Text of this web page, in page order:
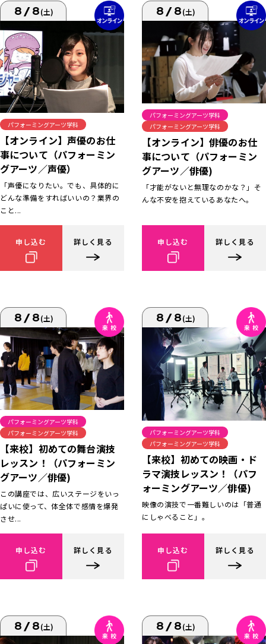
8/8(土)
パフォーミングアーツ学科
【オンライン】声優のお仕
事について（パフォーミン
グアーツ／声優）
「声優になりたい。でも、具体的に
どんな準備をすればいいの？業界の
こと...
申し込む 詳しく見る
8/8(土)
パフォーミングアーツ学科
パフォーミングアーツ学科
【オンライン】俳優のお仕
事について（パフォーミン
グアーツ／俳優)
「才能がないと無理なのかな？」そ
んな不安を抱えているあなたへ。
申し込む 詳しく見る
8/8(土)
パフォーミングアーツ学科
パフォーミングアーツ学科
【来校】初めての舞台演技
レッスン！（パフォーミン
グアーツ／俳優)
この講座では、広いステージをいっ
ぱいに使って、体全体で感情を爆発
させ...
申し込む 詳しく見る
8/8(土)
パフォーミングアーツ学科
パフォーミングアーツ学科
【来校】初めての映画・ド
ラマ演技レッスン！（パフ
ォーミングアーツ／俳優)
映像の演技で一番難しいのは「普通
にしゃべること」。
申し込む 詳しく見る
8/8(土) 8/8(土)